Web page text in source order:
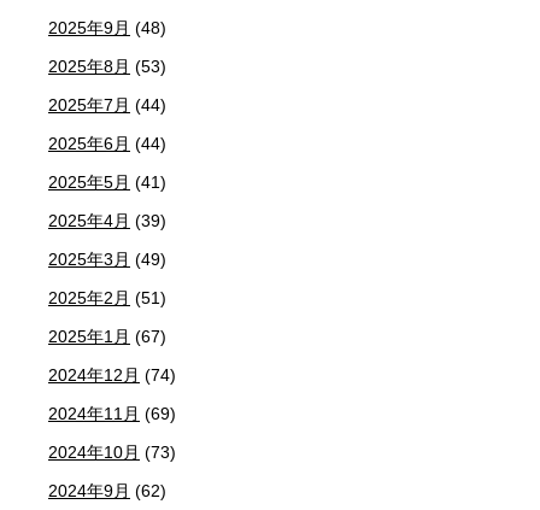
2025年9月 (48)
2025年8月 (53)
2025年7月 (44)
2025年6月 (44)
2025年5月 (41)
2025年4月 (39)
2025年3月 (49)
2025年2月 (51)
2025年1月 (67)
2024年12月 (74)
2024年11月 (69)
2024年10月 (73)
2024年9月 (62)